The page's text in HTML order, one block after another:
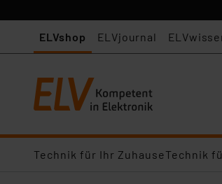
ELVshop ELVjournal
Technik für Ihr ZuhauseTechnik